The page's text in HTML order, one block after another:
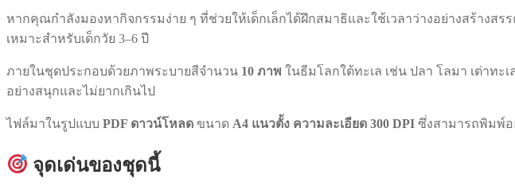
หากคุณกำลังมองหากิจกรรมง่าย ๆ ที่ช่วยให้เด็กเล็กได้ฝึกสมาธิและใช้เวลาว่างอย่างสร้างสร
เหมาะสำหรับเด็กวัย 3–6 ปี
ภายในชุดประกอบด้วยภาพระบายสีจำนวน 10 ภาพ ในธีมโลกใต้ทะเล เช่น ปลา โลมา เต่าท
อย่างสนุกและไม่ยากเกินไป
ไฟล์มาในรูปแบบ PDF ดาวน์โหลด ขนาด A4 แนวตั้ง ความละเอียด 300 DPI ซึ่งสามารถพิมพ์อ
จุดเด่นของชุดนี้